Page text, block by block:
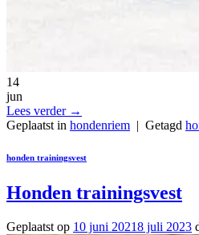
14
jun
Lees verder →
Geplaatst in hondenriem | Getagd
honden trainingsvest
Honden trainingsvest
Geplaatst op 10 juni 20218 juli 2023